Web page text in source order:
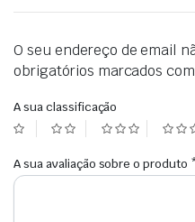
O seu endereço de email
obrigatórios marcados com
A sua classificação
A sua avaliação sobre o produto